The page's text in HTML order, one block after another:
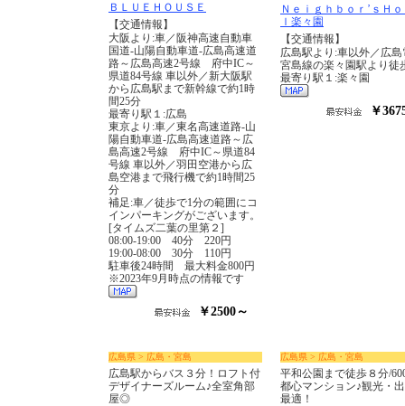
ＢＬＵＥＨＯＵＳＥ
【交通情報】
大阪より:車／阪神高速自動車
国道‐山陽自動車道‐広島高速道
路～広島高速2号線 府中IC～
県道84号線 車以外／新大阪駅
から広島駅まで新幹線で約1時
間25分
最寄り駅１:広島
東京より:車／東名高速道路‐山
陽自動車道‐広島高速道路～広
島高速2号線 府中IC～県道84
号線 車以外／羽田空港から広
島空港まで飛行機で約1時間25
分
補足:車／徒歩で1分の範囲にコ
インパーキングがございます。
[タイムズ二葉の里第２]
08:00-19:00 40分 220円
19:00-08:00 30分 110円
駐車後24時間 最大料金800円
※2023年9月時点の情報です
￥2500～
Ｎｅｉｇｈｂｏｒ’ｓＨ
ｌ楽々園
【交通情報】
広島駅より:車以外／広島
宮島線の楽々園駅より徒
最寄り駅１:楽々園
￥
広島県 > 広島・宮島
広島駅からバス３分！ロフト付
デザイナーズルーム♪全室角部
屋◎
広島県 > 広島・宮島
平和公園まで徒歩８分/
都心マンション♪観光・
最適！